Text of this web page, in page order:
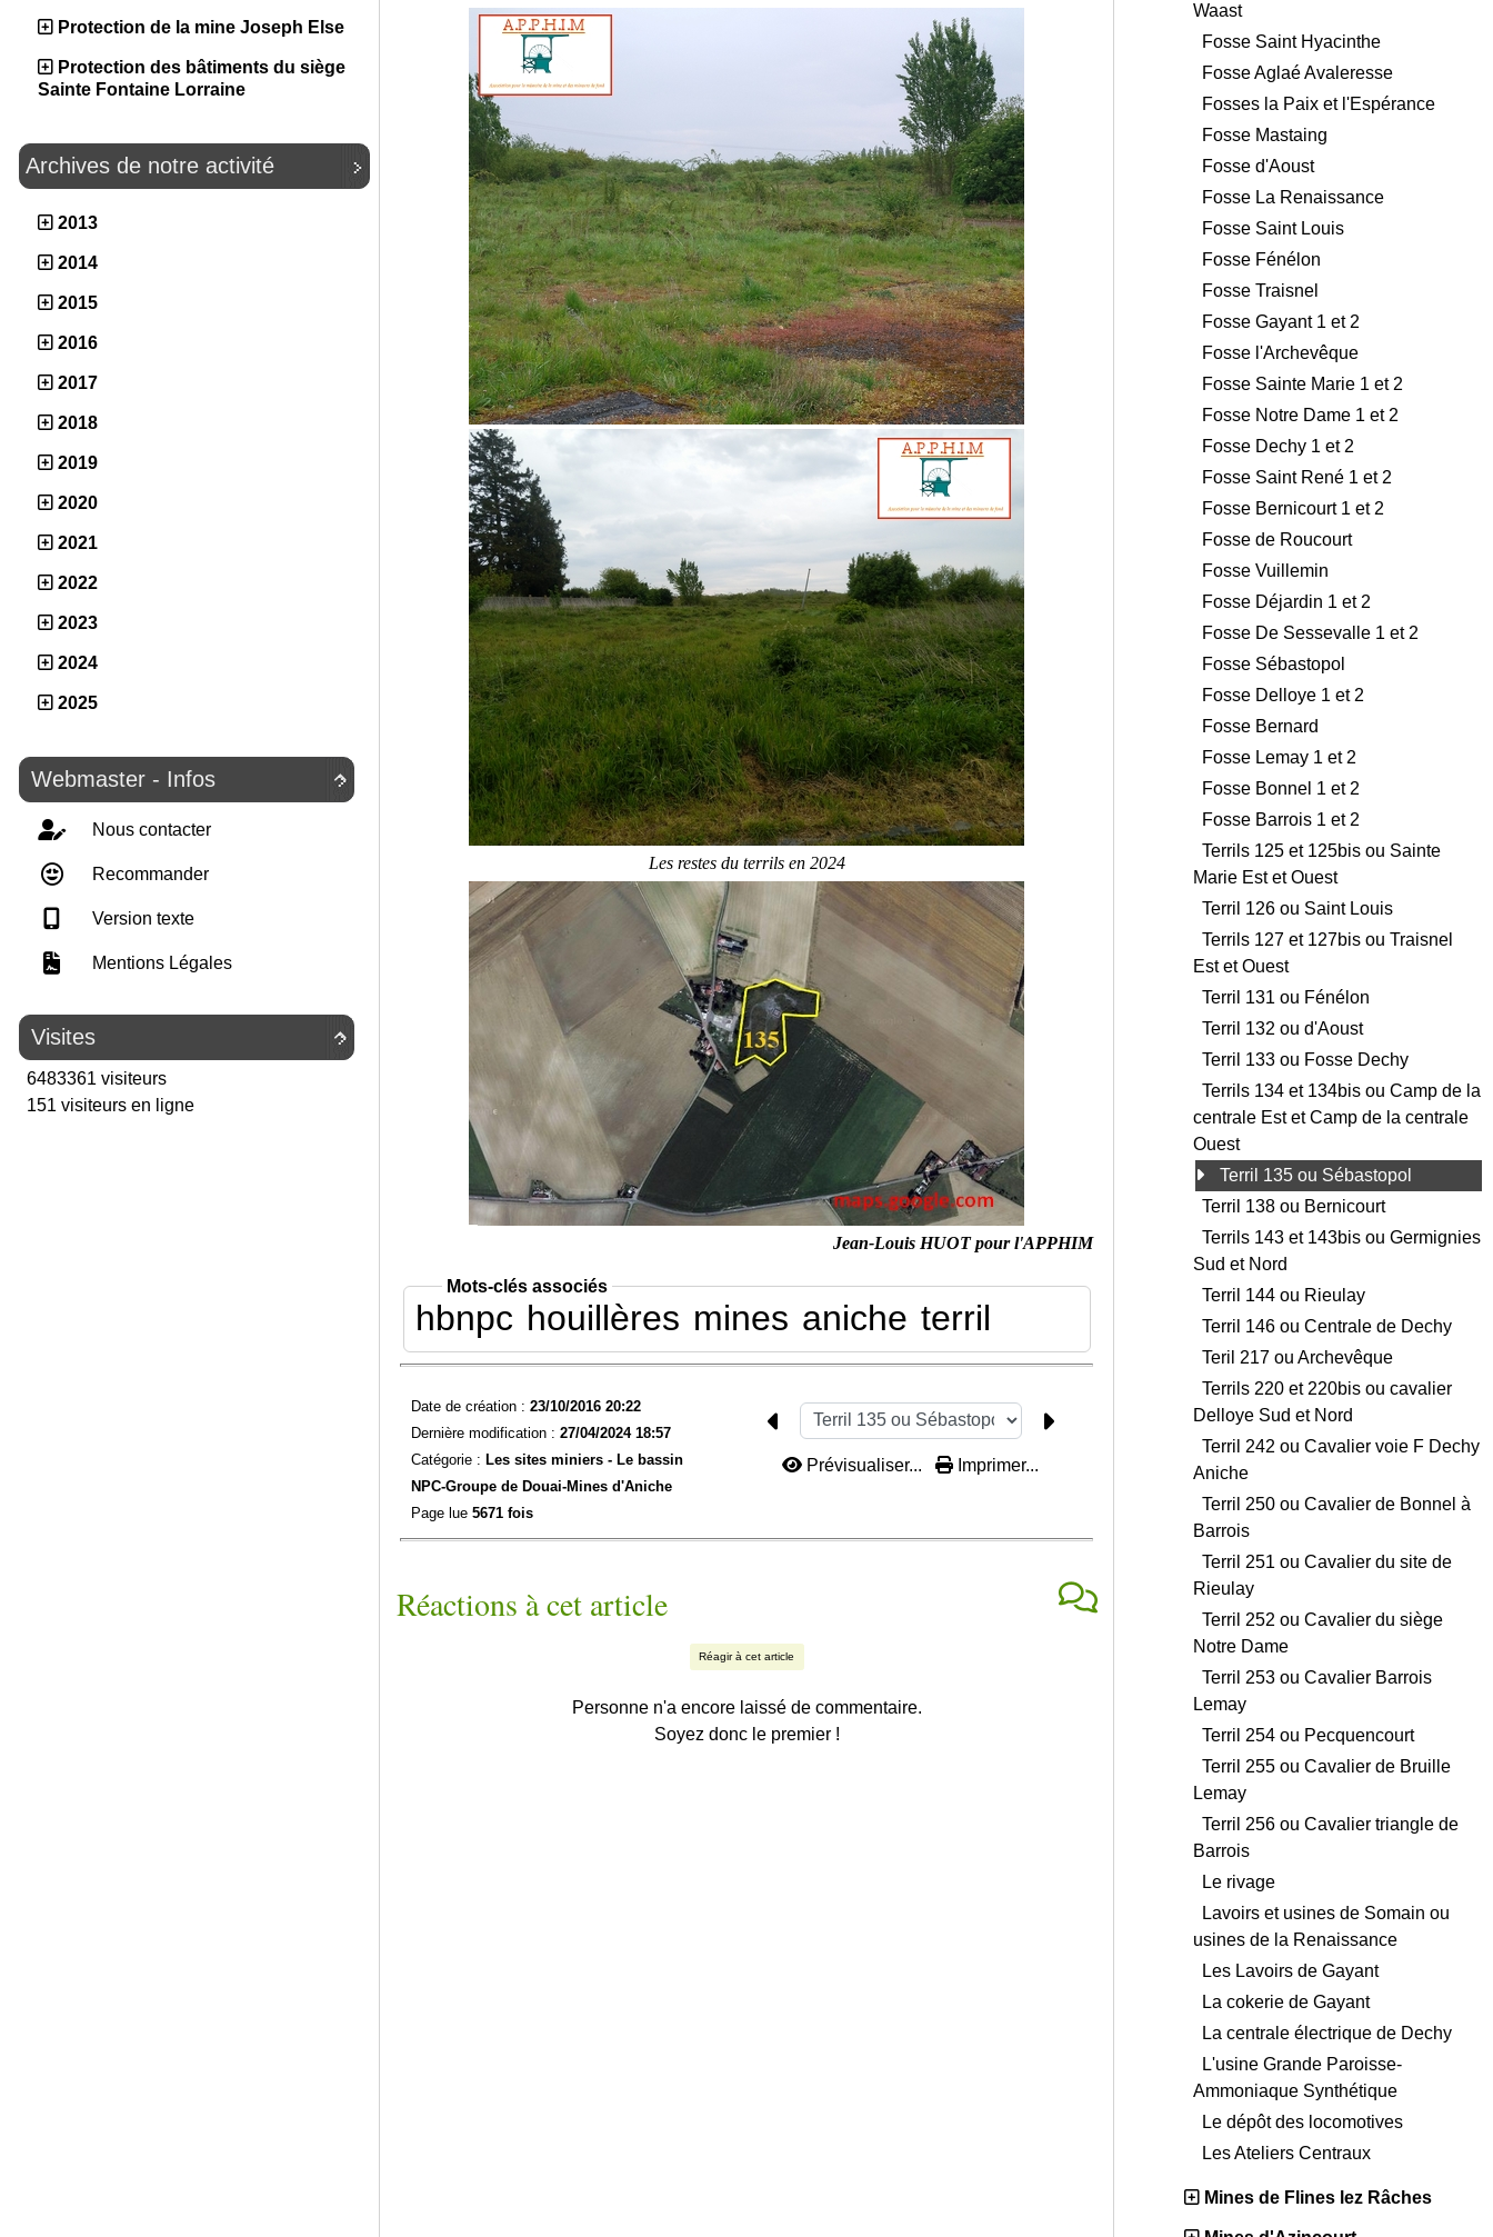
Protection de la mine Joseph Else
Protection des bâtiments du siège
Sainte Fontaine Lorraine
Archives de notre activité
2013
2014
2015
2016
2017
2018
2019
2020
2021
2022
2023
2024
2025

Webmaster - Infos
Nous contacter
Recommander
Version texte
Mentions Légales

Visites
6483361 visiteurs
151 visiteurs en ligne
Les restes du terrils en 2024
Jean-Louis HUOT pour l'APPHIM
Mots-clés associés
hbnpc houillères mines aniche terril
Date de création : 23/10/2016 20:22
Dernière modification : 27/04/2024 18:57
Catégorie : Les sites miniers - Le bassin
NPC-Groupe de Douai-Mines d'Aniche
Page lue 5671 fois
Prévisualiser... Imprimer...
Réactions à cet article
Réagir à cet article
Personne n'a encore laissé de commentaire.
Soyez donc le premier !
Waast
Fosse Saint Hyacinthe
Fosse Aglaé Avaleresse
Fosses la Paix et l'Espérance
Fosse Mastaing
Fosse d'Aoust
Fosse La Renaissance
Fosse Saint Louis
Fosse Fénélon
Fosse Traisnel
Fosse Gayant 1 et 2
Fosse l'Archevêque
Fosse Sainte Marie 1 et 2
Fosse Notre Dame 1 et 2
Fosse Dechy 1 et 2
Fosse Saint René 1 et 2
Fosse Bernicourt 1 et 2
Fosse de Roucourt
Fosse Vuillemin
Fosse Déjardin 1 et 2
Fosse De Sessevalle 1 et 2
Fosse Sébastopol
Fosse Delloye 1 et 2
Fosse Bernard
Fosse Lemay 1 et 2
Fosse Bonnel 1 et 2
Fosse Barrois 1 et 2
Terrils 125 et 125bis ou Sainte
Marie Est et Ouest
Terril 126 ou Saint Louis
Terrils 127 et 127bis ou Traisnel
Est et Ouest
Terril 131 ou Fénélon
Terril 132 ou d'Aoust
Terril 133 ou Fosse Dechy
Terrils 134 et 134bis ou Camp de la
centrale Est et Camp de la centrale
Ouest
Terril 135 ou Sébastopol
Terril 138 ou Bernicourt
Terrils 143 et 143bis ou Germignies
Sud et Nord
Terril 144 ou Rieulay
Terril 146 ou Centrale de Dechy
Teril 217 ou Archevêque
Terrils 220 et 220bis ou cavalier
Delloye Sud et Nord
Terril 242 ou Cavalier voie F Dechy
Aniche
Terril 250 ou Cavalier de Bonnel à
Barrois
Terril 251 ou Cavalier du site de
Rieulay
Terril 252 ou Cavalier du siège
Notre Dame
Terril 253 ou Cavalier Barrois
Lemay
Terril 254 ou Pecquencourt
Terril 255 ou Cavalier de Bruille
Lemay
Terril 256 ou Cavalier triangle de
Barrois
Le rivage
Lavoirs et usines de Somain ou
usines de la Renaissance
Les Lavoirs de Gayant
La cokerie de Gayant
La centrale électrique de Dechy
L'usine Grande Paroisse-
Ammoniaque Synthétique
Le dépôt des locomotives
Les Ateliers Centraux
Mines de Flines lez Râches